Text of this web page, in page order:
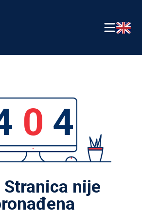
0 4
Stranica nije